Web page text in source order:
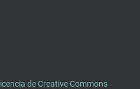
licencia de Creative Commons